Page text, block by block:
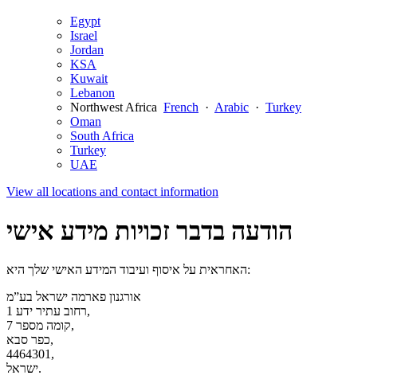
Egypt
Israel
Jordan
KSA
Kuwait
Lebanon
Northwest Africa French · Arabic · Turkey
Oman
South Africa
Turkey
UAE
View all locations and contact information
הודעה בדבר זכויות מידע אישי
האחראית על איסוף ועיבוד המידע האישי שלך היא:
אורגנון פארמה ישראל בע”מ
רחוב עתיר ידע 1,
קומה מספר 7,
כפר סבא,
4464301,
ישראל.